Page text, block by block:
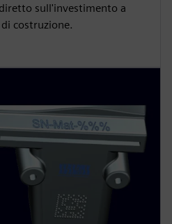
sull'investimento a
costruzione.